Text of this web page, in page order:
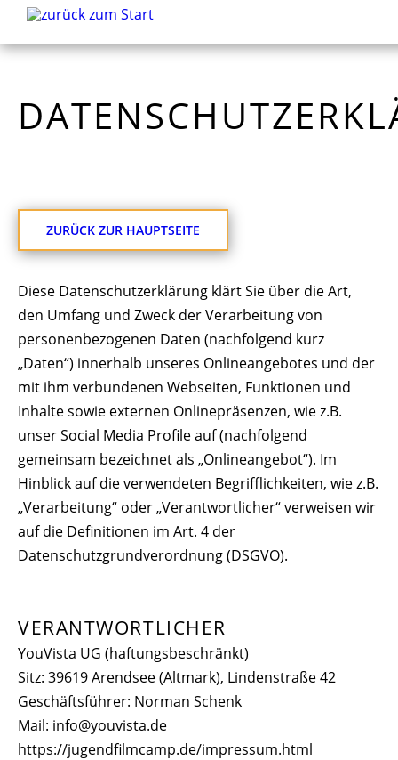
ZURÜCK ZUR HAUPTSEITE
Diese Datenschutzerklärung klärt Sie über die Art,
den Umfang und Zweck der Verarbeitung von
personenbezogenen Daten (nachfolgend kurz
„Daten“) innerhalb unseres Onlineangebotes und der
mit ihm verbundenen Webseiten, Funktionen und
Inhalte sowie externen Onlinepräsenzen, wie z.B.
unser Social Media Profile auf (nachfolgend
gemeinsam bezeichnet als „Onlineangebot“). Im
Hinblick auf die verwendeten Begrifflichkeiten, wie z.B.
„Verarbeitung“ oder „Verantwortlicher“ verweisen wir
auf die Definitionen im Art. 4 der
Datenschutzgrundverordnung (DSGVO).
VERANTWORTLICHER
YouVista UG (haftungsbeschränkt)
Sitz: 39619 Arendsee (Altmark), Lindenstraße 42
Geschäftsführer: Norman Schenk
Mail: info@youvista.de
https://jugendfilmcamp.de/impressum.html